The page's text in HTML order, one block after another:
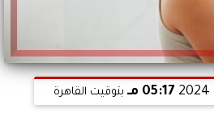
05:17 مـ بتوقيت القاهرة